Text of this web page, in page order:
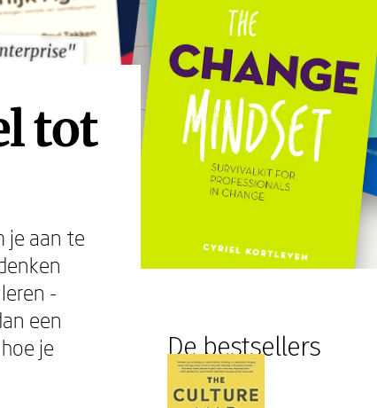
tot
je aan te
-
een
je
De bestsellers